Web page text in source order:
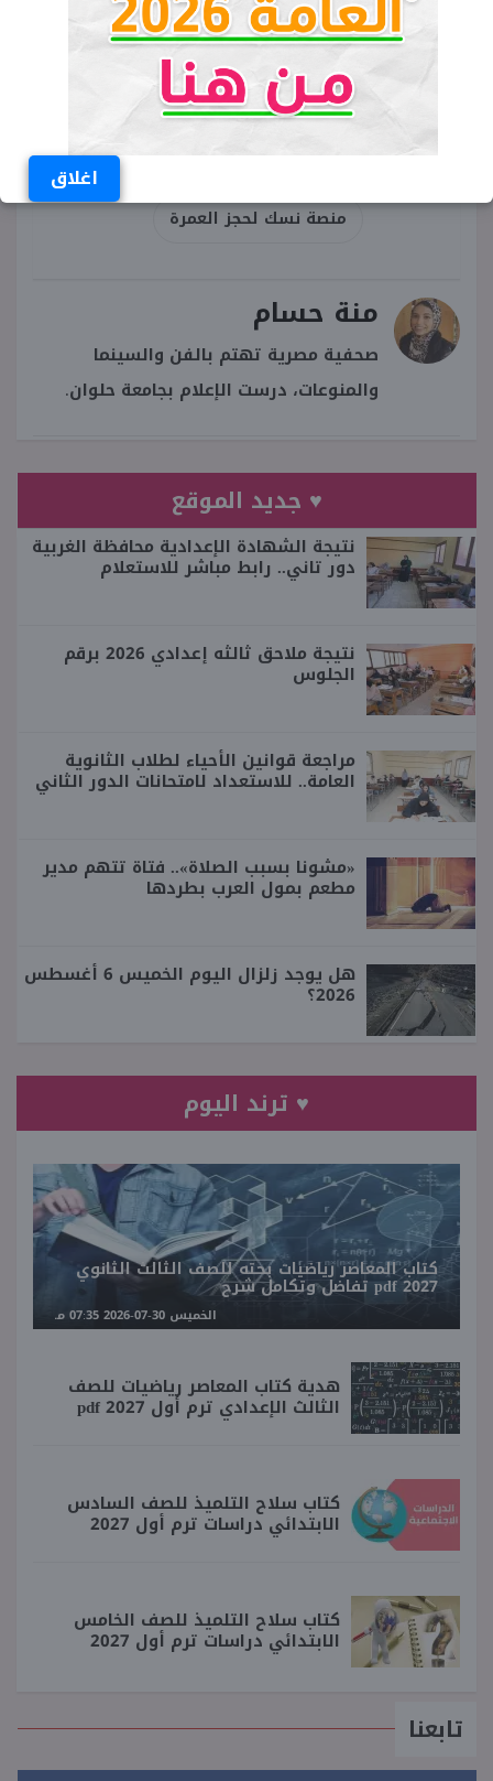
اغلاق
رابط حجز العمرة عبر منصة نسك 2026
رابط منصة نسك لحجز العمرة
حجز العمرة عبر منصة نسك 2026
منصة نسك لحجز العمرة
منة حسام
صحفية مصرية تهتم بالفن والسينما
والمنوعات، درست الإعلام بجامعة حلوان.
♥ جديد الموقع
نتيجة الشهادة الإعدادية محافظة الغربية
دور تاني.. رابط مباشر للاستعلام
نتيجة ملاحق ثالثه إعدادي 2026 برقم
الجلوس
مراجعة قوانين الأحياء لطلاب الثانوية
العامة.. للاستعداد لامتحانات الدور الثاني
«مشونا بسبب الصلاة».. فتاة تتهم مدير
مطعم بمول العرب بطردها
هل يوجد زلزال اليوم الخميس 6 أغسطس
2026؟
♥ ترند اليوم
كتاب المعاصر رياضيات بحته للصف الثالث الثانوي
2027 pdf تفاضل وتكامل شرح
الخميس 30-07-2026 07:35 مـ
هدية كتاب المعاصر رياضيات للصف
الثالث الإعدادي ترم أول 2027 pdf
كتاب سلاح التلميذ للصف السادس
الابتدائي دراسات ترم أول 2027
كتاب سلاح التلميذ للصف الخامس
الابتدائي دراسات ترم أول 2027
تابعنا